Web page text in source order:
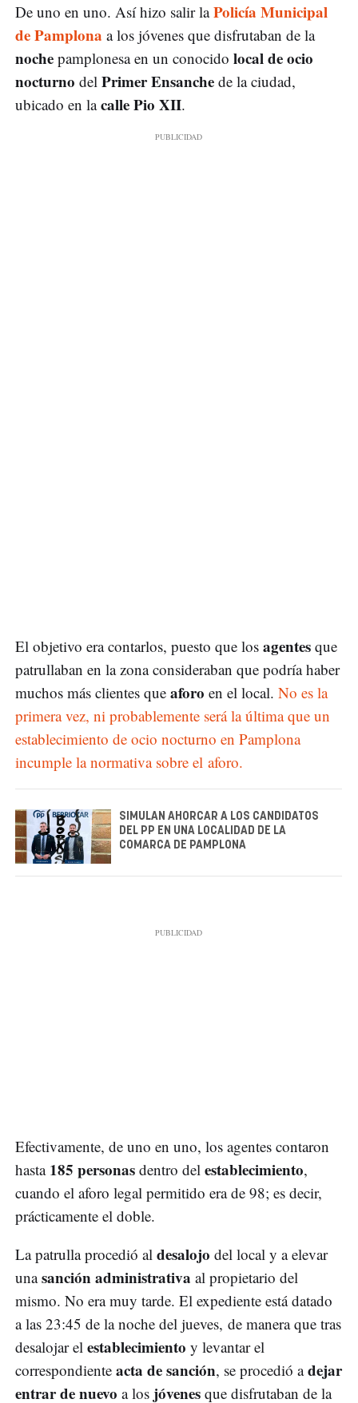
De uno en uno. Así hizo salir laPolicía Municipal
de Pamplona a los jóvenes que disfrutaban de la
noche pamplonesa en un conocido local de ocio
nocturno del Primer Ensanche de la ciudad,
ubicado en lacalle Pio XII.
El objetivo era contarlos, puesto que los agentes que
patrullaban en la zona consideraban que podría haber
muchos más clientes que aforo en el local. No es la
primera vez, ni probablemente será la última que un
establecimiento de ocio nocturno en Pamplona
incumple la normativa sobre el aforo.
SIMULAN AHORCAR A LOS CANDIDATOS
DEL PP EN UNA LOCALIDAD DE LA
COMARCA DE PAMPLONA
Efectivamente, de uno en uno, los agentes contaron
hasta185 personas dentro del establecimiento,
cuando el aforo legal permitido era de 98; es decir,
prácticamente el doble.
La patrulla procedió al desalojo del local y a elevar
unasanción administrativa al propietario del
mismo. No era muy tarde. El expediente está datado
a las 23:45 de la noche del jueves, de manera que tras
desalojar el establecimiento y levantar el
correspondiente acta de sanción, se procedió adejar
entrar de nuevo a los jóvenes que disfrutaban de la